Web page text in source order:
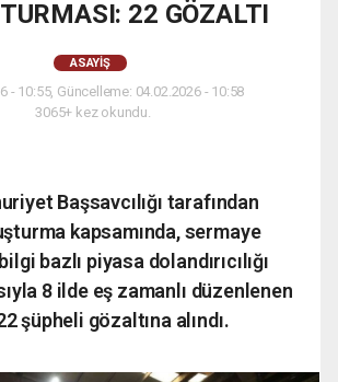
22 GÖZALTI
ASAYIŞ
- 10:55, Güncelleme: 04.02.2026 - 10:58
3065+ kez okundu.
Başsavcılığı tarafından
kapsamında, sermaye
bazlı piyasa dolandırıcılığı
8 ilde eş zamanlı düzenlenen
şüpheli gözaltına alındı.